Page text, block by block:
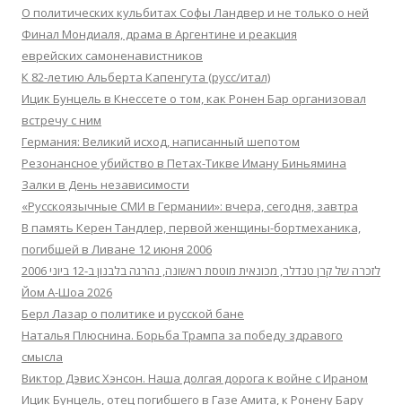
О политических кульбитах Софы Ландвер и не только о ней
Финал Мондиаля, драма в Аргентине и реакция
еврейских самоненавистников
К 82-летию Альберта Капенгута (русс/итал)
Ицик Бунцель в Кнессете о том, как Ронен Бар организовал
встречу с ним
Германия: Великий исход, написанный шепотом
Резонансное убийство в Петах-Тикве Иману Биньямина
Залки в День независимости
«Русскоязычные СМИ в Германии»: вчера, сегодня, завтра
В память Керен Тандлер, первой женщины-бортмеханика,
погибшей в Ливане 12 июня 2006
לזכרה של קרן טנדלר, מכונאית מוטסת ראשונה, נהרגה בלבנון ב-12 ביוני 2006
Йом А-Шоа 2026
Берл Лазар о политике и русской бане
Наталья Плюснина. Борьба Трампа за победу здравого
смысла
Виктор Дэвис Хэнсон. Наша долгая дорога к войне с Ираном
Ицик Бунцель, отец погибшего в Газе Амита, к Ронену Бару